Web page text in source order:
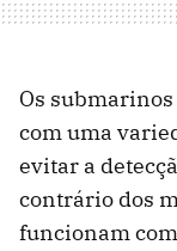
Os
com uma
evitar a
contrário dos
funcionam